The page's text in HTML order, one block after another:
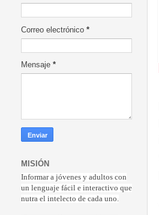
Correo electrónico *
Mensaje *
MISIÓN
Informar a jóvenes y adultos con
un lenguaje fácil e interactivo que
nutra el intelecto de cada uno.